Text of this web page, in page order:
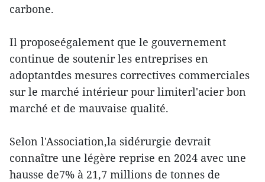
carbone.
Il proposeégalement que le gouvernement
continue de soutenir les entreprises en
adoptantdes mesures correctives commerciales
sur le marché intérieur pour limiterl'acier bon
marché et de mauvaise qualité.
Selon l'Association,la sidérurgie devrait
connaître une légère reprise en 2024 avec une
hausse de7% à 21,7 millions de tonnes de